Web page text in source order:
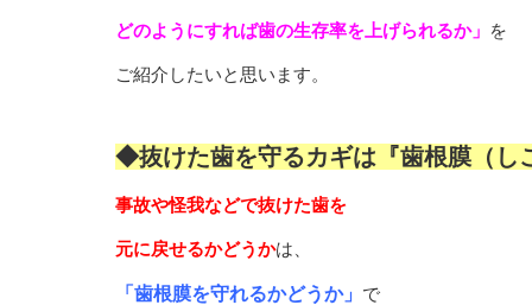
どのようにすれば歯の生存率を上げられるか」 を
ご紹介したいと思います。
◆抜けた歯を守るカギは『歯根膜（し
事故や怪我などで抜けた歯を
元に戻せるかどうかは、
「歯根膜を守れるかどうか」 で